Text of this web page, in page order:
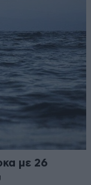
με 26